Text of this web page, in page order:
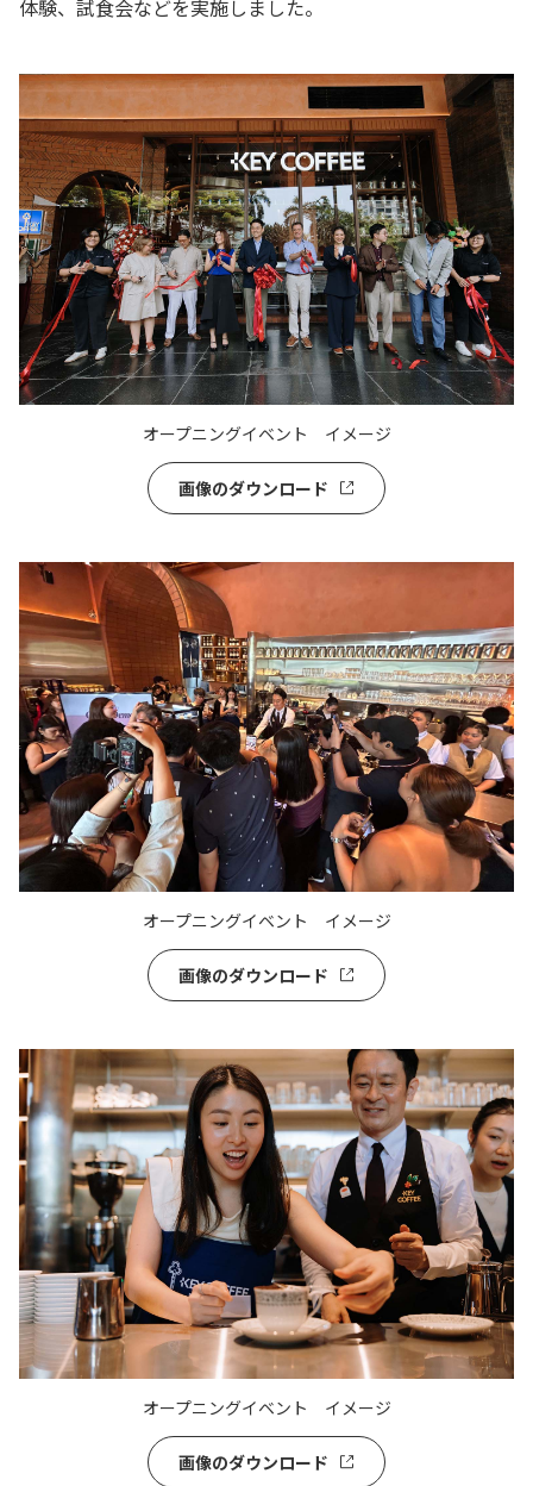
体験、試食会などを実施しました。
オープニングイベント イメージ
画像のダウンロード
オープニングイベント イメージ
画像のダウンロード
オープニングイベント イメージ
画像のダウンロード